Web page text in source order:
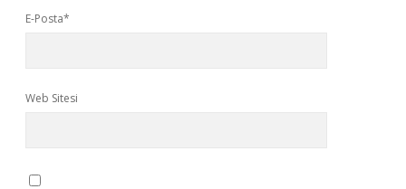
E-Posta*
Web Sitesi